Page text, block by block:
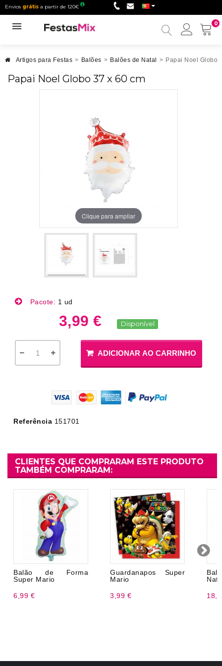
Envios grátis a partir de 120€
0
Minha
Artigos para Festas > Balões > Balões de Natal > Papai Noel Globo
Papai Noel Globo 37 x 60 cm
Clique para ampliar
Pacote: 1 ud
3,99 € Disponível
ADICIONAR AO CARRINHO
Referência 151701
CLIENTES QUE COMPRARAM ESTE PRODUTO
TAMBÉM COMPRARAM:
Balão de Forma
Super Mario
6,99 €
Guardanapos Super
Mario
3,99 €